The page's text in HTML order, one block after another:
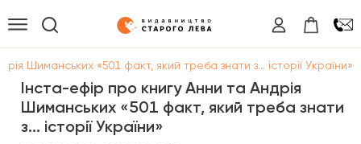
Шиманських «501 факт, який треба знати з... історії України»
Інста-ефір про книгу Анни та Андрія
Шиманських «501 факт, який треба знати
з... історії України»